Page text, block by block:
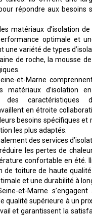
répondre aux besoins
matériaux d’isolation
optimale et
une variété de types
de roche, la mousse
et-Marne
matériaux d’isolation
des
en étroite
besoins spécifiques et
les plus adaptés.
des services
les pertes de
confortable en été.
de toiture de haute
et une durabilité à
et-Marne
qualité supérieure à un
et garantissent la